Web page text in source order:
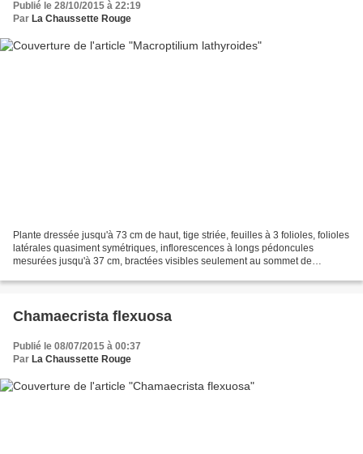
Publié le 28/10/2015 à 22:19
Par La Chaussette Rouge
Plante dressée jusqu'à 73 cm de haut, tige striée, feuilles à 3 folioles, folioles
latérales quasiment symétriques, inflorescences à longs pédoncules
mesurées jusqu'à 37 cm, bractées visibles seulement au sommet de
Chamaecrista flexuosa
Publié le 08/07/2015 à 00:37
Par La Chaussette Rouge